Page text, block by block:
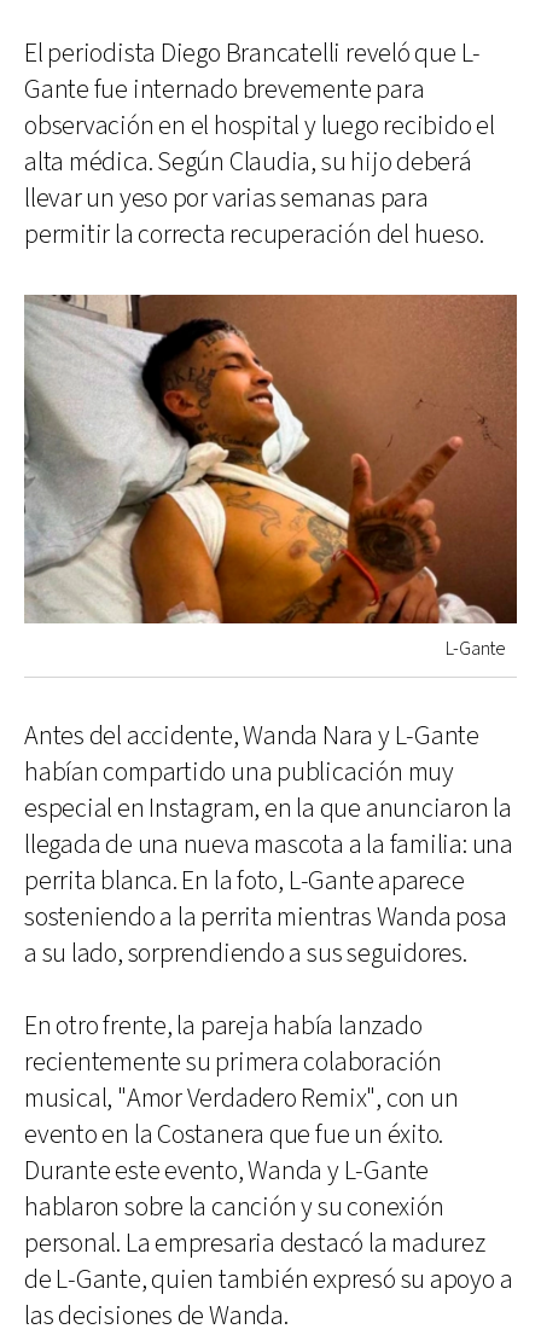
El periodista Diego Brancatelli reveló que L-
Gante fue internado brevemente para
observación en el hospital y luego recibido el
alta médica. Según Claudia, su hijo deberá
llevar un yeso por varias semanas para
permitir la correcta recuperación del hueso.
L-Gante
Antes del accidente, Wanda Nara y L-Gante
habían compartido una publicación muy
especial en Instagram, en la que anunciaron la
llegada de una nueva mascota a la familia: una
perrita blanca. En la foto, L-Gante aparece
sosteniendo a la perrita mientras Wanda posa
a su lado, sorprendiendo a sus seguidores.
En otro frente, la pareja había lanzado
recientemente su primera colaboración
musical, "Amor Verdadero Remix", con un
evento en la Costanera que fue un éxito.
Durante este evento, Wanda y L-Gante
hablaron sobre la canción y su conexión
personal. La empresaria destacó la madurez
de L-Gante, quien también expresó su apoyo a
las decisiones de Wanda.